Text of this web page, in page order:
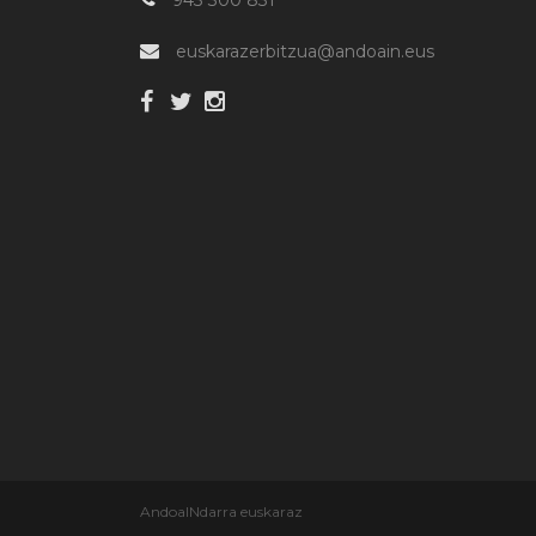
euskarazerbitzua@andoain.eus
AndoaINdarra euskaraz